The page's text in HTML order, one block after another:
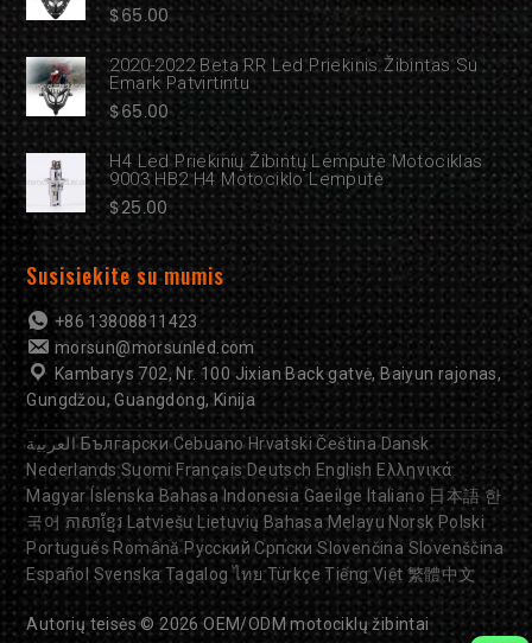
$65.00
2020-2022 Beta RR Led Priekinis Žibintas Su
Emark Patvirtintu
$65.00
H4 Led Priekinių Žibintų Lemputė Motociklas
9003 HB2 H4 Motociklo Lemputė
$25.00
Susisiekite su mumis
+86 13808811423
morsun@morsunled.com
Kambarys 702, Nr. 100 Jixian Back gatvė, Baiyun rajonas,
Gungdžou, Guangdong, Kinija
العربية Български Cebuano Hrvatski Čeština Dansk
Nederlands Suomi Français Deutsch English Ελληνικά
Magyar Íslenska Bahasa Indonesia Gaeilge Italiano 日本語 한
국어 ភាសាខ្មែរ Latviešu Lietuvių Bahasa Melayu Norsk Polski
Português Română Русский Српски Slovenčina Slovenščina
Español Svenska Tagalog ไทย Türkçe Tiếng Việt 繁體中文
Autorių teisės © 2026OEM/ODM motociklų žibintai